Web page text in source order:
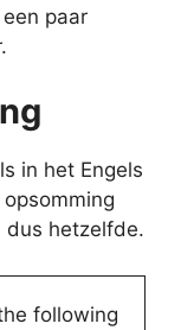
paar
in het Engels
dus hetzelfde.
following